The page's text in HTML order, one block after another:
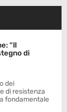
“Il
di
dei
di resistenza
fondamentale